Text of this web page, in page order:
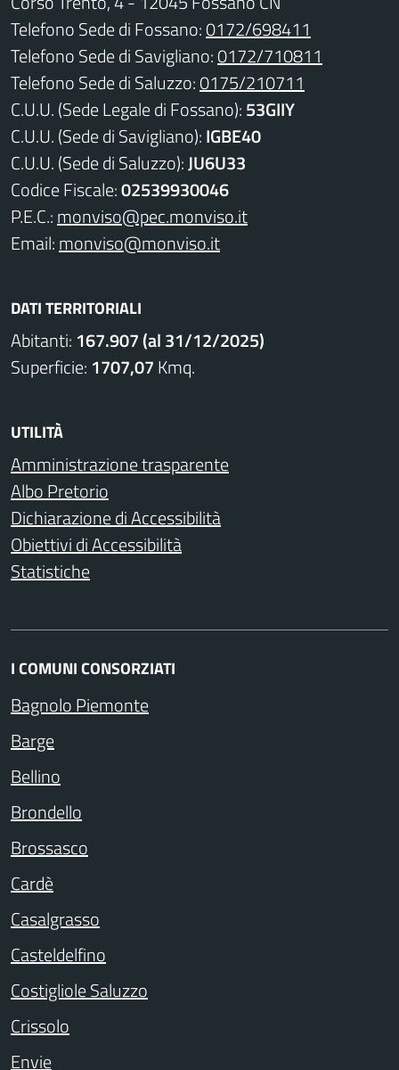
Telefono Sede di Fossano:0172/698411
Telefono Sede di Savigliano:0172/710811
Telefono Sede di Saluzzo:0175/210711
C.U.U. (Sede Legale di Fossano):53GIIY
C.U.U. (Sede di Savigliano):IGBE40
C.U.U. (Sede di Saluzzo):JU6U33
Codice Fiscale:02539930046
P.E.C.:monviso@pec.monviso.it
Email:monviso@monviso.it
DATI TERRITORIALI
Abitanti: 167.907 (al 31/12/2025)
Superficie: 1707,07Kmq.
UTILITÀ
Amministrazione trasparente
Albo Pretorio
Dichiarazione di Accessibilità
Obiettivi di Accessibilità
Statistiche
I COMUNI CONSORZIATI
Bagnolo Piemonte
Barge
Bellino
Brondello
Brossasco
Cardè
Casalgrasso
Casteldelfino
Costigliole Saluzzo
Crissolo
Envie